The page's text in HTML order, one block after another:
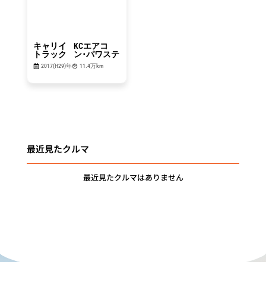
キャリイ
トラック
KCエアコ
ン･パワステ
2017(H29)年 11.4万km
最近見たクルマ
最近見たクルマはありません